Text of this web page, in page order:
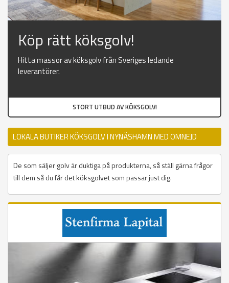
Köp rätt köksgolv!
Hitta massor av köksgolv från Sveriges ledande
leverantörer.
STORT UTBUD AV KÖKSGOLV!
LOKALA BUTIKER KÖKSGOLV I NYNÄSHAMN MED OMNEJD
De som säljer golv är duktiga på produkterna, så ställ gärna frågor
till dem så du får det köksgolvet som passar just dig.